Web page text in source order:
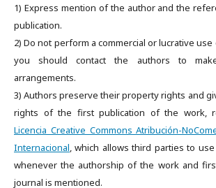
1) Express mention of the author and the
publication.
2) Do not perform a commercial or lucrative use
you should contact the authors to
arrangements.
3) Authors preserve their property rights and
rights of the first publication of the work,
Licencia Creative Commons Atribución-
Internacional , which allows third parties to
whenever the authorship of the work and
journal is mentioned.